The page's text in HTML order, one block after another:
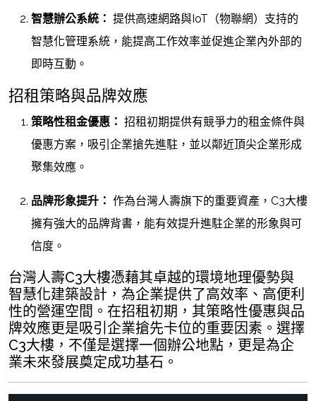
智慧辦公系統： 提供高速網路與IoT（物聯網）支持的
智慧化管理系統，能提高工作效率並促進企業內外部的
即時互動。
招租策略與品牌效應
策略性租金優惠： 招租初期提供有競爭力的租金條件與
優惠方案，吸引企業搶先進駐，並以鄰近頂尖企業形成
聚集效應。
品牌形象提升： 作為台灣人壽旗下的重要資產，C3大樓
擁有強大的品牌背書，能有效提升進駐企業的形象與可
信度。
台灣人壽C3大樓憑藉其卓越的環境地理優勢與
智慧化建築設計，為企業提供了高效率、高便利
性的營運空間。在招租初期，其策略性優惠與品
牌效應更是吸引企業搶先卡位的重要因素。選擇
C3大樓，不僅是選擇一個辦公地點，更是為企
業未來發展奠定成功基石。